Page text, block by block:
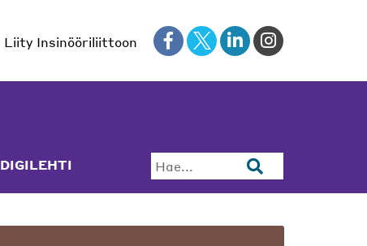
Liity Insinööriliittoon
DIGILEHTI Hae...